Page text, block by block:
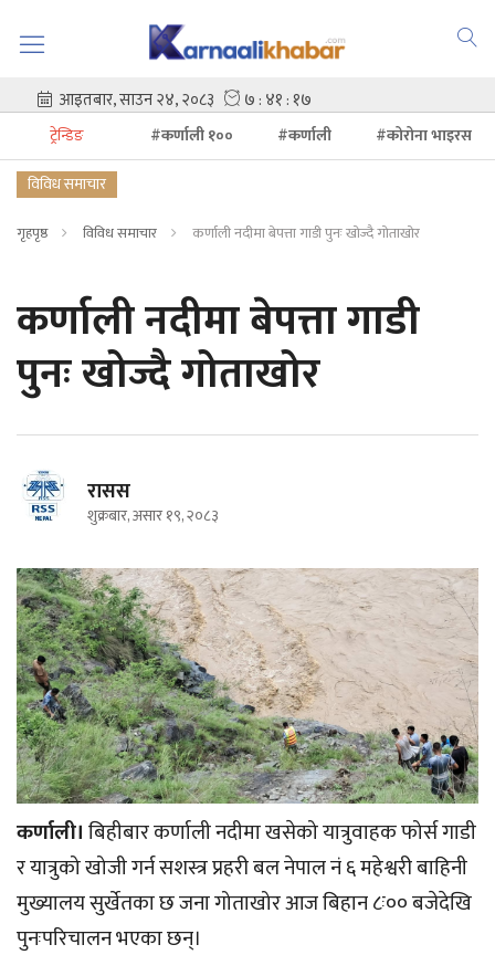
ट्रेन्डिङ #कर्णाली १०० #कर्णाली
#कोरोना भाइरस
विविध समाचार
गृहपृष्ठ विविध समाचार कर्णाली नदीमा बेपत्ता गाडी पुनः खोज्दै गोताखोर
कर्णाली नदीमा बेपत्ता गाडी
पुनः खोज्दै गोताखोर
रासस
शुक्रबार, असार १९, २०८३
कर्णाली।बिहीबार कर्णाली नदीमा खसेको यात्रुवाहक फोर्स गाडी
र यात्रुको खोजी गर्न सशस्त्र प्रहरी बल नेपाल नं ६ महेश्वरी बाहिनी
मुख्यालय सुर्खेतका छ जना गोताखोर आज बिहान ८ः०० बजेदेखि
पुनःपरिचालन भएका छन्।